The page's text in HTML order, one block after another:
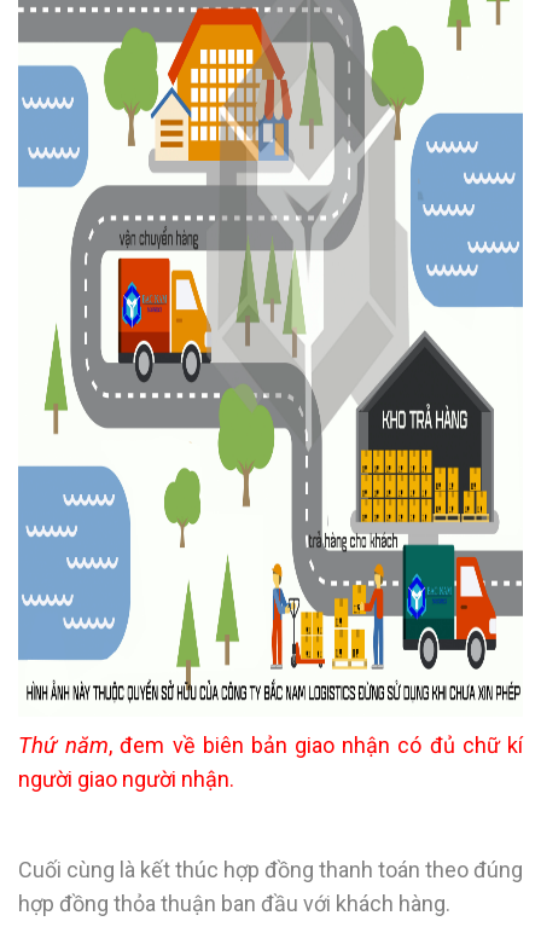
Thứ năm, đem về biên bản giao nhận có đủ chữ kí
người giao người nhận.
Cuối cùng là kết thúc hợp đồng thanh toán theo đúng
hợp đồng thỏa thuận ban đầu với khách hàng.